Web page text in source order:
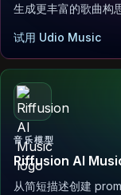
生成更丰富的歌曲构
试用 Udio Music
音乐模型
Riffusion AI
从简短描述创建